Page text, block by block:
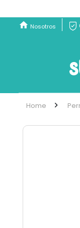
Nosotros